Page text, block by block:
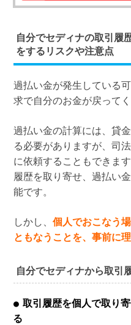
自分でセディナの取引履
をするリスクや注意点
過払い金が発生している
求で自分のお金が戻って
過払い金の計算には、貸
る必要がありますが、司
に依頼することもできま
履歴を取り寄せ、過払い
能です。
しかし、 個人でおこなう
ともなうことを、事前に
自分でセディナから取引
取引履歴を個人で取り
る